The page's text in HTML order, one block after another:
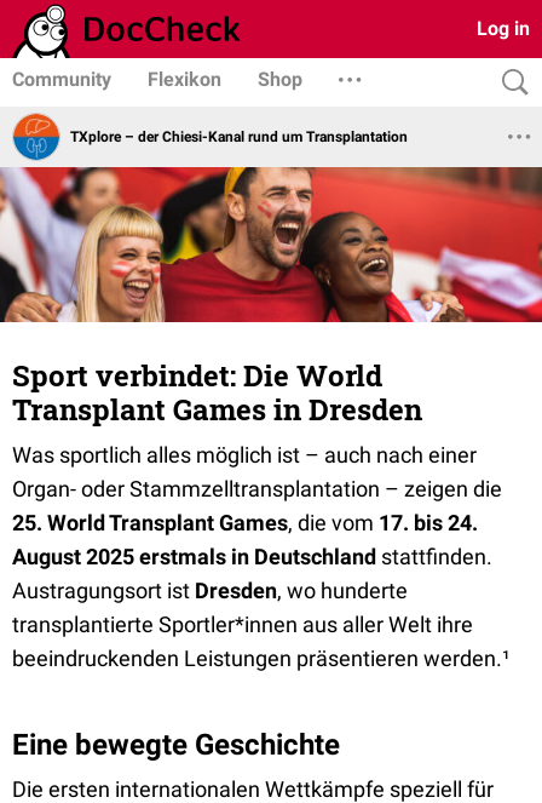
Log in
Community Flexikon Shop
TXplore – der Chiesi-Kanal rund um Transplantation
Sport verbindet: Die World
Transplant Games in Dresden
Was sportlich alles möglich ist – auch nach einer
Organ- oder Stammzelltransplantation – zeigen die
25. World Transplant Games, die vom 17. bis 24.
August 2025 erstmals in Deutschland stattfinden.
Austragungsort ist Dresden, wo hunderte
transplantierte Sportler*innen aus aller Welt ihre
beeindruckenden Leistungen präsentieren werden.¹
Eine bewegte Geschichte
Die ersten internationalen Wettkämpfe speziell für